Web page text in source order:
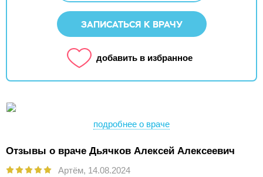
ЗАПИСАТЬСЯ К ВРАЧУ
добавить в избранное
подробнее о враче
Отзывы о враче Дьячков Алексей Алексеевич
Артём, 14.08.2024